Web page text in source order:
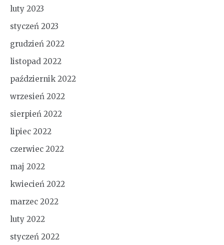
luty 2023
styczeń 2023
grudzień 2022
listopad 2022
październik 2022
wrzesień 2022
sierpień 2022
lipiec 2022
czerwiec 2022
maj 2022
kwiecień 2022
marzec 2022
luty 2022
styczeń 2022